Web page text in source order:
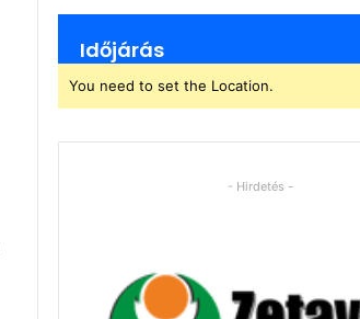
Időjárás
You need to set the Location.
- Hirdetés -